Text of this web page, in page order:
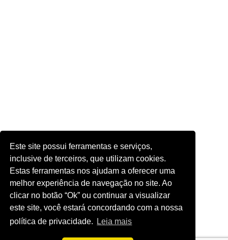
Este site possui ferramentas e serviços,
inclusive de terceiros, que utilizam cookies.
Estas ferramentas nos ajudam a oferecer uma
melhor experiência de navegação no site. Ao
clicar no botão “Ok” ou continuar a visualizar
este site, você estará concordando com a nossa
política de privacidade.
Leia mais